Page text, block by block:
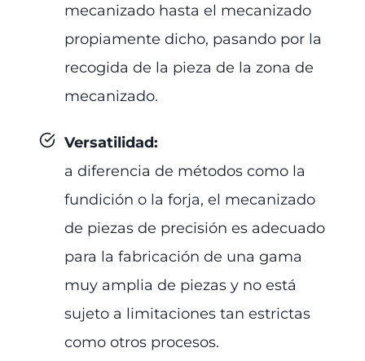
mecanizado hasta el mecanizado
propiamente dicho, pasando por la
recogida de la pieza de la zona de
mecanizado.
Versatilidad:
a diferencia de métodos como la
fundición o la forja, el mecanizado
de piezas de precisión es adecuado
para la fabricación de una gama
muy amplia de piezas y no está
sujeto a limitaciones tan estrictas
como otros procesos.